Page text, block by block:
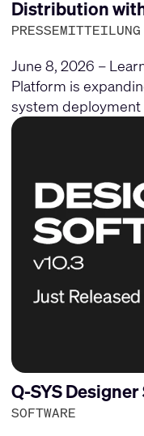
Distribution
PRESSEMITTEILUNG
June 8, 2026 –
Platform is
system deployment
Q-SYS
SOFTWARE